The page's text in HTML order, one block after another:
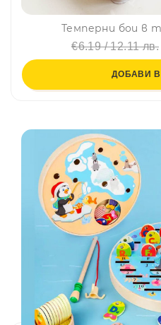
Темперни бои в
€6.19 / 12.11 лв.
ДОБАВИ В